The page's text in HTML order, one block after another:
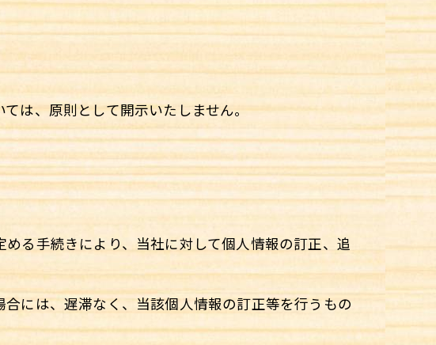
は、原則として開示いたしません。
る手続きにより、当社に対して個人情報の訂正、追
には、遅滞なく、当該個人情報の訂正等を行うもの